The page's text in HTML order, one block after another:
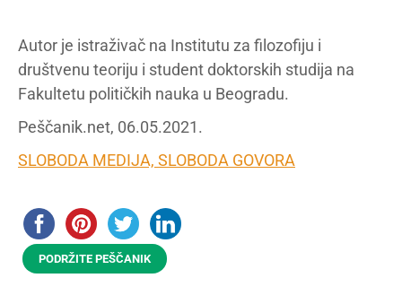
Autor je istraživač na Institutu za filozofiju i
društvenu teoriju i student doktorskih studija na
Fakultetu političkih nauka u Beogradu.
Peščanik.net, 06.05.2021.
SLOBODA MEDIJA, SLOBODA GOVORA
PODRŽITE PEŠČANIK